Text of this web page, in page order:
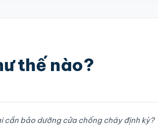
thế nào?
cần bảo dưỡng cửa chống cháy định kỳ?